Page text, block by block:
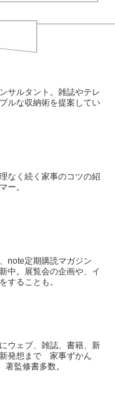
サルタント。雑誌やテレ
ルな収納術を提案してい
なく続く家事のコツの紹
ー。
note定期購読マガジン
中。展覧会の企画や、イ
することも。
ウェブ、雑誌、書籍、新
発想まで 家事ずかん
監修書多数。